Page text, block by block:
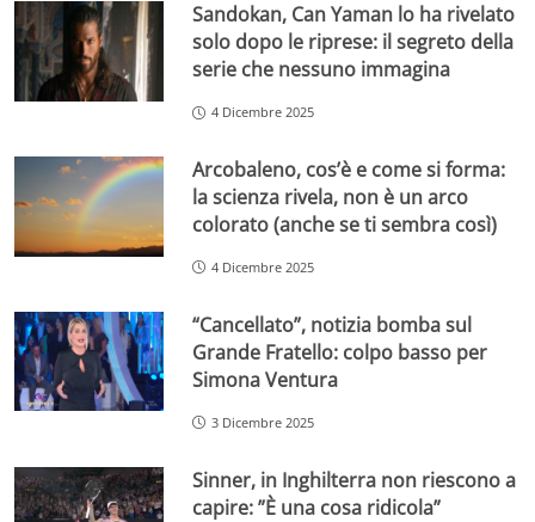
Sandokan, Can Yaman lo ha rivelato
solo dopo le riprese: il segreto della
serie che nessuno immagina
4 Dicembre 2025
Arcobaleno, cos’è e come si forma:
la scienza rivela, non è un arco
colorato (anche se ti sembra così)
4 Dicembre 2025
“Cancellato”, notizia bomba sul
Grande Fratello: colpo basso per
Simona Ventura
3 Dicembre 2025
Sinner, in Inghilterra non riescono a
capire: ”È una cosa ridicola”